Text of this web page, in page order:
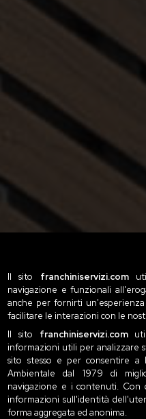
Il sito franchiniservizi.com
navigazione e funzionali
anche per fornirti
facilitare le interazioni con le
Il sito franchiniservizi.com
informazioni utili per analizzare
sito stesso e per consentire a
Ambientale dal 1979 di
navigazione e i contenuti. Con
informazioni sull'identità
forma aggregata ed anonima.